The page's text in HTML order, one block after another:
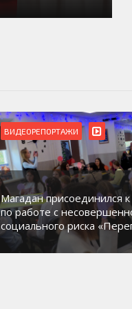
ВИДЕОРЕПОРТАЖИ
Магадан присоединился
по работе с
социального риска